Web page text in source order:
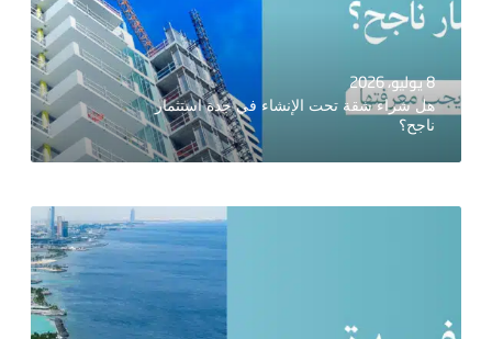
8 يوليو، 2026
هل شراء شقة تحت الإنشاء في جدة استثمار
ناجح؟